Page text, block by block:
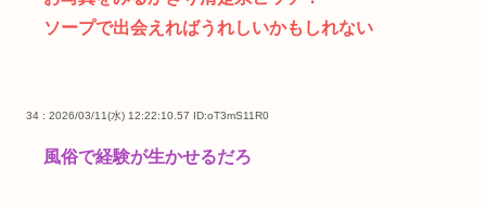
ソープで出会えればうれしいかもしれない
34 : 2026/03/11(水) 12:22:10.57 ID:oT3mS11R0
風俗で経験が生かせるだろ